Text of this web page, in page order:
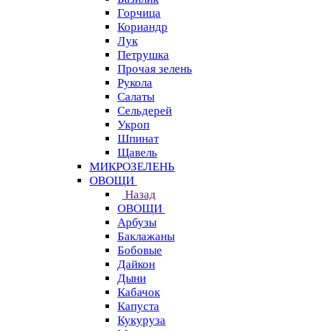
Горчица
Кориандр
Лук
Петрушка
Прочая зелень
Рукола
Салаты
Сельдерей
Укроп
Шпинат
Щавель
МИКРОЗЕЛЕНЬ
ОВОЩИ
Назад
ОВОЩИ
Арбузы
Баклажаны
Бобовые
Дайкон
Дыни
Кабачок
Капуста
Кукуруза